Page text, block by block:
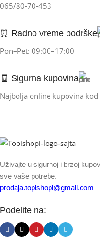
065/80-70-453
⏰ Radno vreme podrške
Pon–Pet: 09:00–17:00
🧾 Sigurna kupovina
Najbolja online kupovina kod
Uživajte u sigurnoj i brzoj
sve vaše potrebe.
prodaja.topishopi@gmail.com
Podelite na: